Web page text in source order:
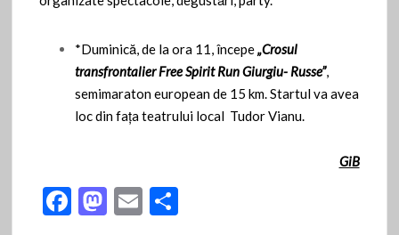
*Duminică, de la ora 11, începe„Crosul
transfrontalier Free Spirit Run Giurgiu- Russe”,
semimaraton european de 15 km. Startul va avea
loc din faţa teatrului local Tudor Vianu.
GiB
F
M E